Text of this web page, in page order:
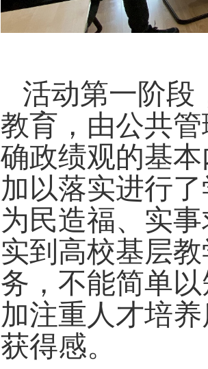
活动第一阶段
教育 ， 由公共
确政绩观的基
加以落实进行
为民造福、实
实到高校基层
务，不能简单
加注重人才培
获得感。